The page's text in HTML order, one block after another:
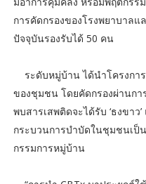
การคัดกรองของโรงพยาบาล
ปัจจุบันรองรับได้ 50 คน
ระดับหมู่บ้าน ได้นำโครงกา
ของชุมชน โดยคัดกรองผ่านกา
พบสารเสพติดจะได้รับ ‘ธงขาว
กระบวนการบำบัดในชุมชนเป็
กรรมการหมู่บ้าน